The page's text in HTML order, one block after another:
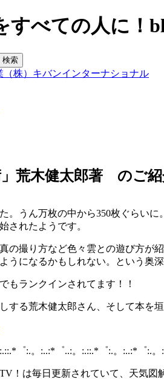
すべての人に！
株）キバンインターナショナル
」荒木健太郎著 のご
。うん万枚の中から350枚ぐらいに
されたようです。
の撮り方など色々雲との遊び方が
うになるかもしれない。という奥深
もランクインされてます！！
する荒木健太郎さん、そして本を
゜:.。:..:*゜..:。:.::.*゜:.。:..:*゜:.
！は毎日更新されていて、天気図